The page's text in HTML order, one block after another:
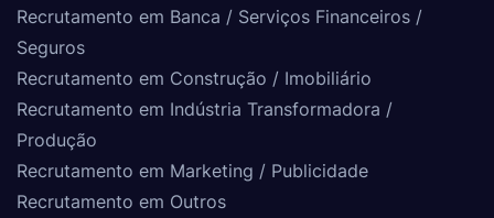
Recrutamento em Banca / Serviços Financeiros /
Seguros
Recrutamento em Construção / Imobiliário
Recrutamento em Indústria Transformadora /
Produção
Recrutamento em Marketing / Publicidade
Recrutamento em Outros